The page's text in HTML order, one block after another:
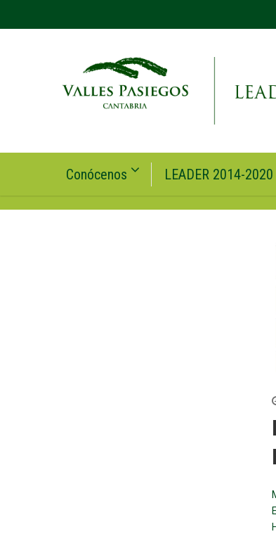
Conócenos LEADER 2014-2020